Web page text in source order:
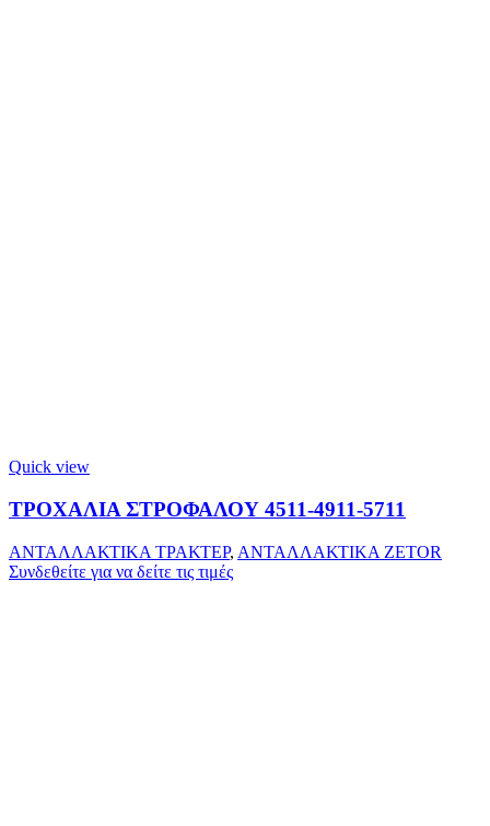
Quick view
ΤΡΟΧΑΛΙΑ ΣΤΡΟΦΑΛΟΥ 4511-4911-5711
ΑΝΤΑΛΛΑΚΤΙΚΑ ΤΡΑΚΤΕΡ, ΑΝΤΑΛΛΑΚΤΙΚΑ ZETOR
Συνδεθείτε για να δείτε τις τιμές